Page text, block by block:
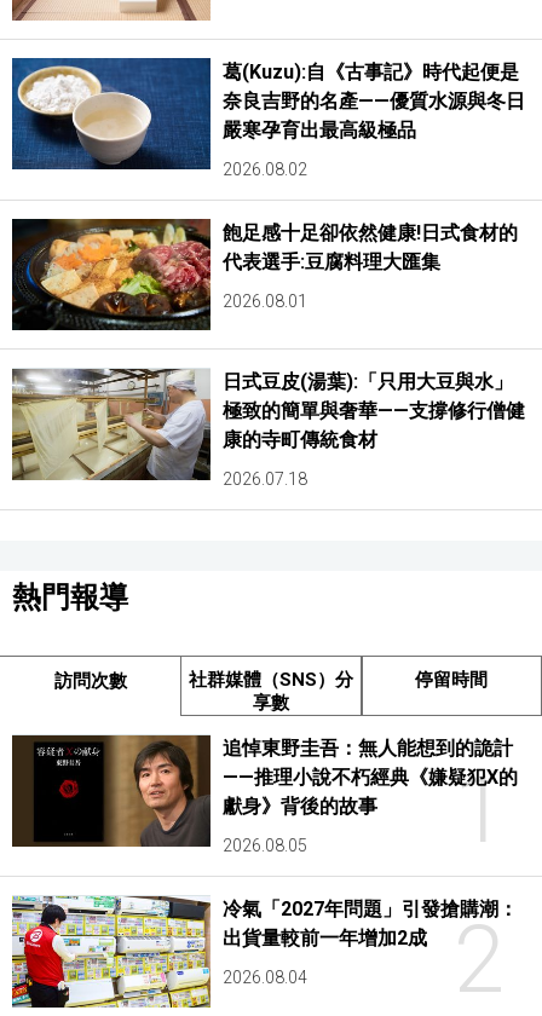
葛(Kuzu):自《古事記》時代起便是
奈良吉野的名產——優質水源與冬日
嚴寒孕育出最高級極品
2026.08.02
飽足感十足卻依然健康!日式食材的
代表選手:豆腐料理大匯集
2026.08.01
日式豆皮(湯葉):「只用大豆與水」
極致的簡單與奢華——支撐修行僧健
康的寺町傳統食材
2026.07.18
熱門報導
訪問次數
社群媒體（SNS）分
享數
停留時間
1
追悼東野圭吾：無人能想到的詭計
——推理小說不朽經典《嫌疑犯X的
獻身》背後的故事
2026.08.05
2
冷氣「2027年問題」引發搶購潮：
出貨量較前一年增加2成
2026.08.04